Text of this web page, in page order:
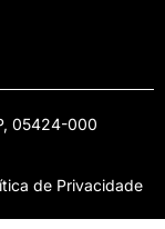
05424-000
de Privacidade